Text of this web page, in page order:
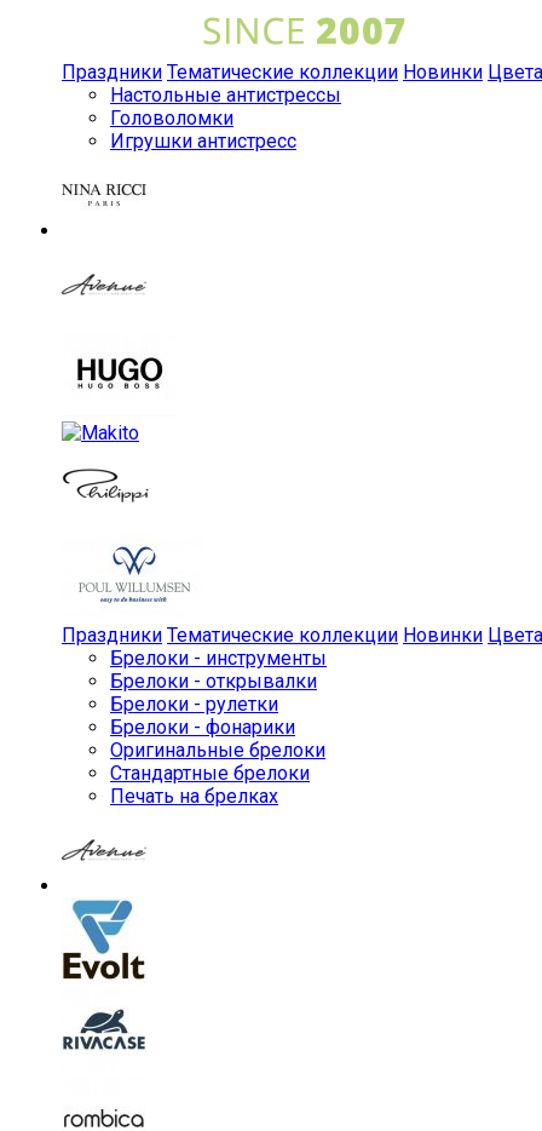
Праздники Тематические коллекции Новинки Цвета
Настольные антистрессы
Головоломки
Игрушки антистресс
Праздники Тематические коллекции Новинки Цвета
Брелоки - инструменты
Брелоки - открывалки
Брелоки - рулетки
Брелоки - фонарики
Оригинальные брелоки
Стандартные брелоки
Печать на брелках